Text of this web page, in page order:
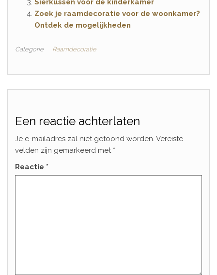
Sierkussen voor de kinderkamer
Zoek je raamdecoratie voor de woonkamer?
Ontdek de mogelijkheden
Categorie Raamdecoratie
Een reactie achterlaten
Je e-mailadres zal niet getoond worden. Vereiste
velden zijn gemarkeerd met *
Reactie *